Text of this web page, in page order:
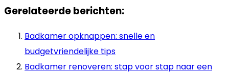
Gerelateerde berichten:
Badkamer opknappen: snelle en
budgetvriendelijke tips
Badkamer renoveren: stap voor stap naar een